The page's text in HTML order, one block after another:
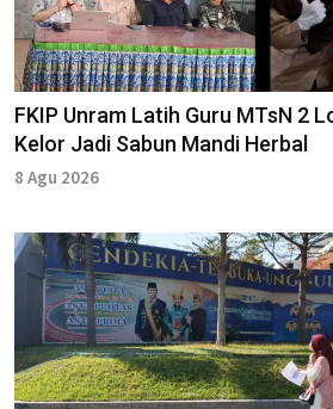
FKIP Unram Latih Guru MTsN 2
Kelor Jadi Sabun Mandi Herbal
8 Agu 2026